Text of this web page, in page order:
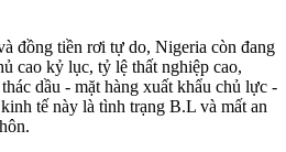
đồng tiền rơi tự do, Nigeria còn đang
cao kỷ lục, tỷ lệ thất nghiệp cao,
dầu - mặt hàng xuất khẩu chủ lực -
tế này là tình trạng B.L và mất an